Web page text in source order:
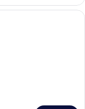
aux murs verts, avec un